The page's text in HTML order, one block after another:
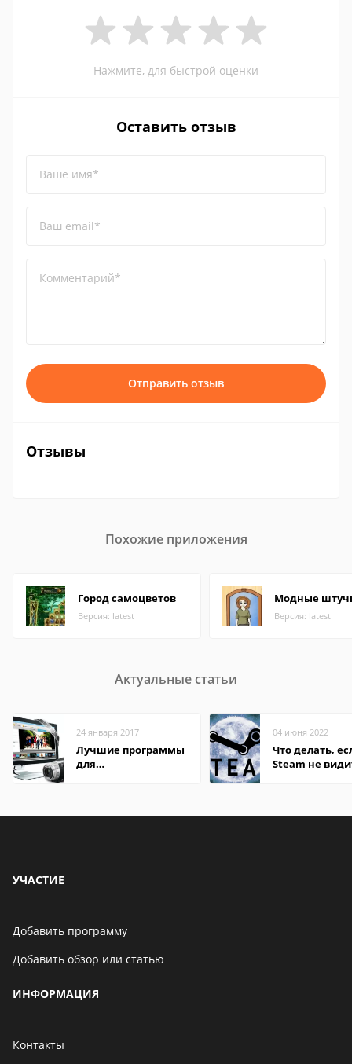
Нажмите, для быстрой оценки
Оставить отзыв
Ваше имя*
Ваш email*
Комментарий*
Отправить отзыв
Отзывы
Похожие приложения
Город самоцветов
Версия: latest
Модные
Версия: latest
Актуальные статьи
24 января 2017
Лучшие программы
для
04 июня 2022
Что делать,
Steam не
УЧАСТИЕ
Добавить программу
Добавить обзор или статью
ИНФОРМАЦИЯ
Контакты